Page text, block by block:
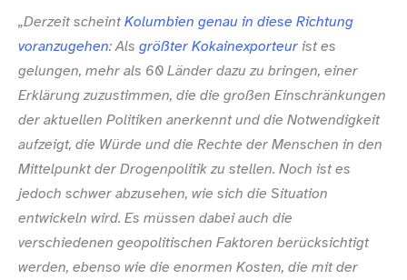
„Derzeit scheintKolumbien genau in diese Richtung
voranzugehen: Als größter Kokainexporteur ist es
gelungen, mehr als 60 Länderdazu zu bringen, einer
Erklärung zuzustimmen, die die großen Einschränkungen
der aktuellen Politiken anerkennt und die Notwendigkeit
aufzeigt, die Würde und die Rechte der Menschen in den
Mittelpunkt der Drogenpolitik zu stellen. Noch ist es
jedoch schwer abzusehen, wie sich die Situation
entwickeln wird. Es müssen dabei auch die
verschiedenen geopolitischen Faktoren berücksichtigt
werden, ebenso wie die enormen Kosten, die mit der